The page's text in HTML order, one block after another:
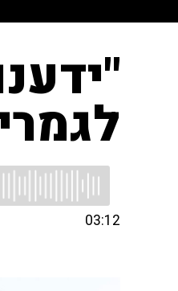
03:12